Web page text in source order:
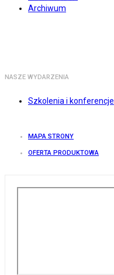
Archiwum
NASZE WYDARZENIA
Szkolenia i konferencje
MAPA STRONY
OFERTA PRODUKTOWA